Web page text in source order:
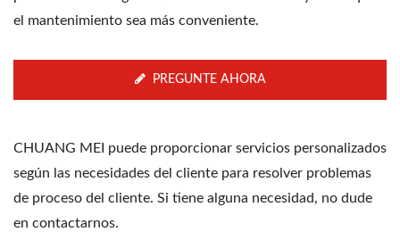
el mantenimiento sea más conveniente.
PREGUNTE AHORA
CHUANG MEI puede proporcionar servicios personalizados
según las necesidades del cliente para resolver problemas
de proceso del cliente. Si tiene alguna necesidad, no dude
en contactarnos.